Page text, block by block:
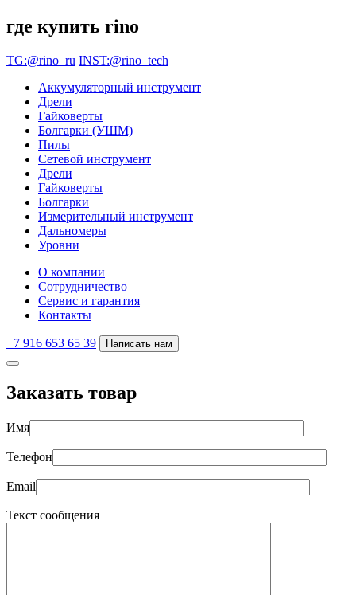
где купить rino
TG:@rino_ru INST:@rino_tech
Аккумуляторный инструмент
Дрели
Гайковерты
Болгарки (УШМ)
Пилы
Сетевой инструмент
Дрели
Гайковерты
Болгарки
Измерительный инструмент
Дальномеры
Уровни
О компании
Сотрудничество
Сервис и гарантия
Контакты
+7 916 653 65 39 Написать нам
Заказать товар
Имя
Телефон
Email
Текст сообщения